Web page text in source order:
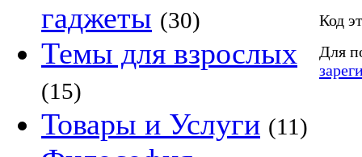
гаджеты (30)
Темы для взрослых
(15)
Товары и Услуги (11)
Код
Для